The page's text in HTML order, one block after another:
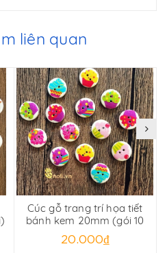
liên quan
Cúc gỗ trang trí họa tiết
bánh kem 20mm (gói 10
cái)
20.000₫